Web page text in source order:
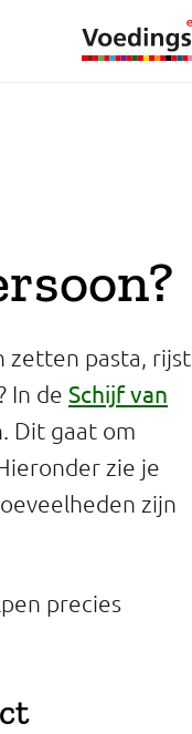
zetten pasta, rijst
In de Schijf van
Dit gaat om
zie je
zijn
precies